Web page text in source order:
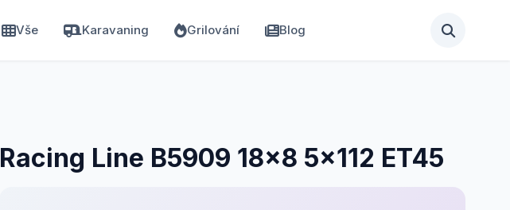
Vše Karavaning Grilování Blog
Racing Line B5909 18x8 5x112 ET45